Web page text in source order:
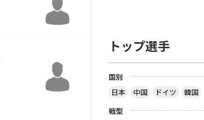
トップ選手
国別
日本
中国 ドイツ
韓国
戦型